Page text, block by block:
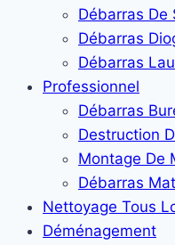
Débarras De
Débarras
Débarras
Professionnel
Débarras
Destruction
Montage De
Débarras
Nettoyage Tous
Déménagement